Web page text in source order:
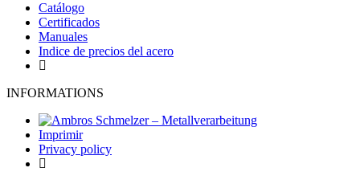
Catálogo
Certificados
Manuales
Indice de precios del acero
INFORMATIONS
Imprimir
Privacy policy